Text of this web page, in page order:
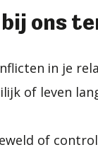
ons
in je
of leven
of